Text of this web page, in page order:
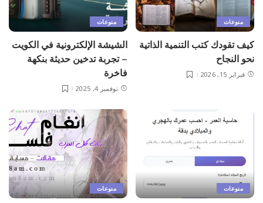
منوعات
كيف تقودك كتب التنمية الذاتية
نحو النجاح
فبراير 15, 2026
منوعات
الشيشة الإلكترونية في الكويت
– تجربة تدخين حديثة بنكهة
فاخرة
نوفمبر 4, 2025
منوعات منوعات